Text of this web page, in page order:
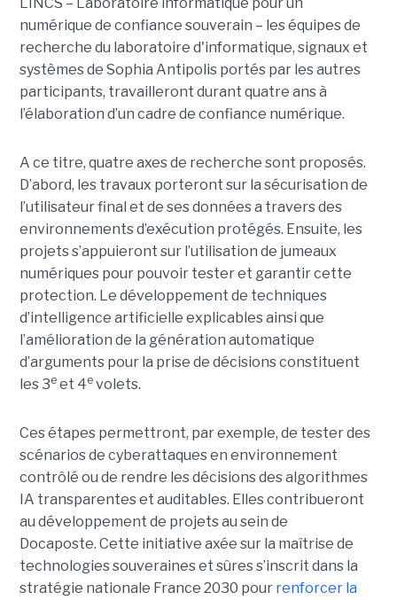
numérique de confiance souverain – les équipes de
recherche du laboratoire d'informatique, signaux et
systèmes de Sophia Antipolis portés par les autres
participants, travailleront durant quatre ans à
l’élaboration d’un cadre de confiance numérique.
A ce titre, quatre axes de recherche sont proposés.
D’abord, les travaux porteront sur la sécurisation de
l’utilisateur final et de ses données a travers des
environnements d’exécution protégés. Ensuite, les
projets s’appuieront sur l’utilisation de jumeaux
numériques pour pouvoir tester et garantir cette
protection. Le développement de techniques
d’intelligence artificielle explicables ainsi que
l’amélioration de la génération automatique
d’arguments pour la prise de décisions constituent
les 3eet 4evolets.
Ces étapes permettront, par exemple, de tester des
scénarios de cyberattaques en environnement
contrôlé ou de rendre les décisions des algorithmes
IA transparentes et auditables. Elles contribueront
au développement de projets au sein de
Docaposte. Cette initiative axée sur la maîtrise de
technologies souveraines et sûres s’inscrit dans la
stratégie nationale France 2030 pour renforcer la